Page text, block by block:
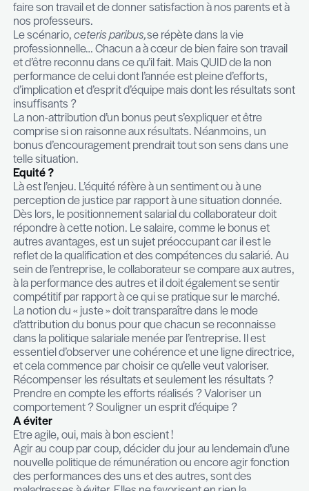
toute incertitude.
En revanche, l’attribution discrétionnaire crée
d’ombre qu’il convient d’éclairer aux moyens
tangibles et, si possible, quantifiables.
Pour éviter toute surinterprétation et dénouer
malentendu, il est essentiel de communiquer
sur la politique salariale en place et la manière
de chacun est valorisé.
Performance v/s encouragement ?
On nous apprend depuis l’enfance l’importance
faire son travail et de donner satisfaction à nos
nos professeurs.
Le scénario,ceteris paribus,se répète dans la vie
professionnelle… Chacun a à cœur de bien faire
et d’être reconnu dans ce qu’il fait. Mais QUID de
performance de celui dont l’année est pleine
d’implication et d’esprit d’équipe mais dont les
insuffisants ?
La non-attribution d’un bonus peut s’expliquer et
comprise si on raisonne aux résultats.
bonus d’encouragement prendrait tout son sens
telle situation.
Equité ?
Là est l’enjeu. L’équité réfère à un sentiment ou à
perception de justice par rapport à une situation
Dès lors, le positionnement salarial du
répondre à cette notion. Le salaire, comme le
autres avantages, est un sujet préoccupant car il